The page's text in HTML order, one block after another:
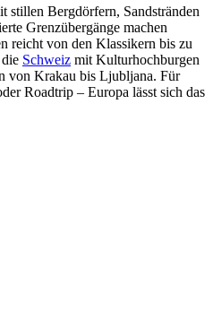
stillen Bergdörfern, Sandstränden
Grenzübergänge machen
reicht von den Klassikern bis zu
Schweiz mit Kulturhochburgen
von Krakau bis Ljubljana. Für
Roadtrip – Europa lässt sich das